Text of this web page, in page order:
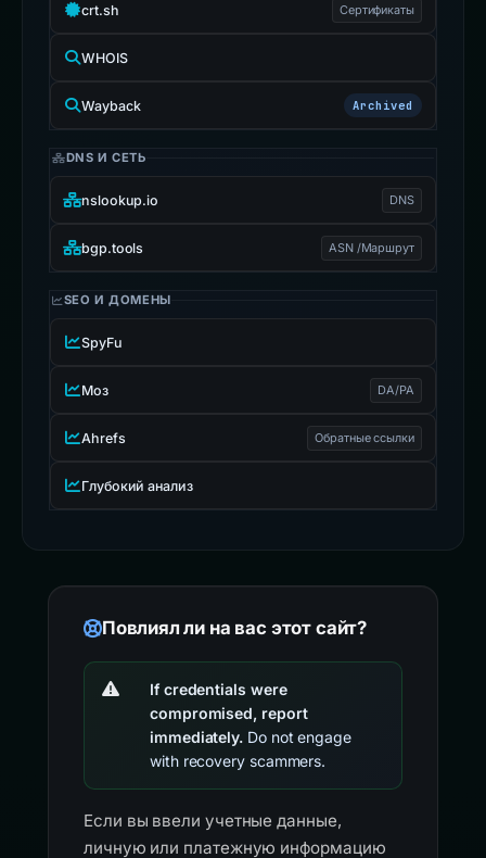
crt.sh Сертификаты
WHOIS
Wayback Archived
DNS И СЕТЬ
nslookup.io DNS
bgp.tools ASN /Маршрут
SEO И ДОМЕНЫ
SpyFu
Моз DA/PA
Ahrefs Обратные ссылки
Глубокий анализ
Повлиял ли на вас этот сайт?
If credentials were
compromised, report
immediately. Do not engage
with recovery scammers.
Если вы ввели учетные данные,
личную или платежную информацию